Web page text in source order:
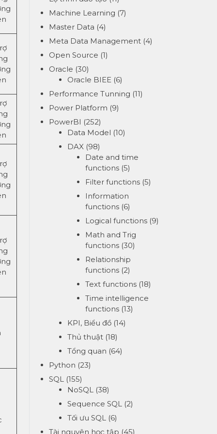
Machine Learning (7)
Master Data (4)
Meta Data Management (4)
Open Source (1)
Oracle (30)
Oracle BIEE(6)
Performance Tunning (11)
Power Platform (9)
PowerBI (252)
Data Model (10)
DAX(98)
Date and time
functions (5)
Filter functions (5)
Information
functions (6)
Logical functions (9)
Math and Trig
functions (30)
Relationship
functions (2)
Text functions (18)
Time intelligence
functions (13)
KPI, Biểu đồ(14)
Thủ thuật(18)
Tổng quan (64)
Python (23)
SQL (155)
NoSQL(38)
Sequence SQL(2)
Tối ưu SQL(6)
Tài nguyên học tập (45)